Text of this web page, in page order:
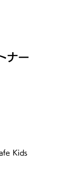
ナー
Kids